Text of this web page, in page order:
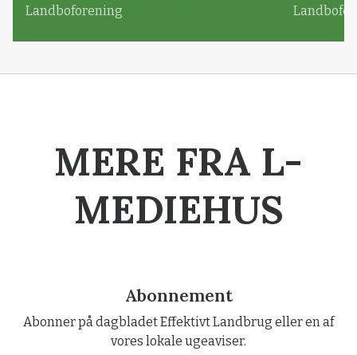
Landboforening
MERE FRA L-
MEDIEHUS
Abonnement
Abonner på dagbladet Effektivt Landbrug eller en af
vores lokale ugeaviser.